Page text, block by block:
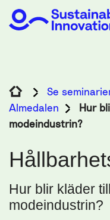
Se
Almedalen
Hur
modeindustrin?
Hur blir kläder
modeindustrin?